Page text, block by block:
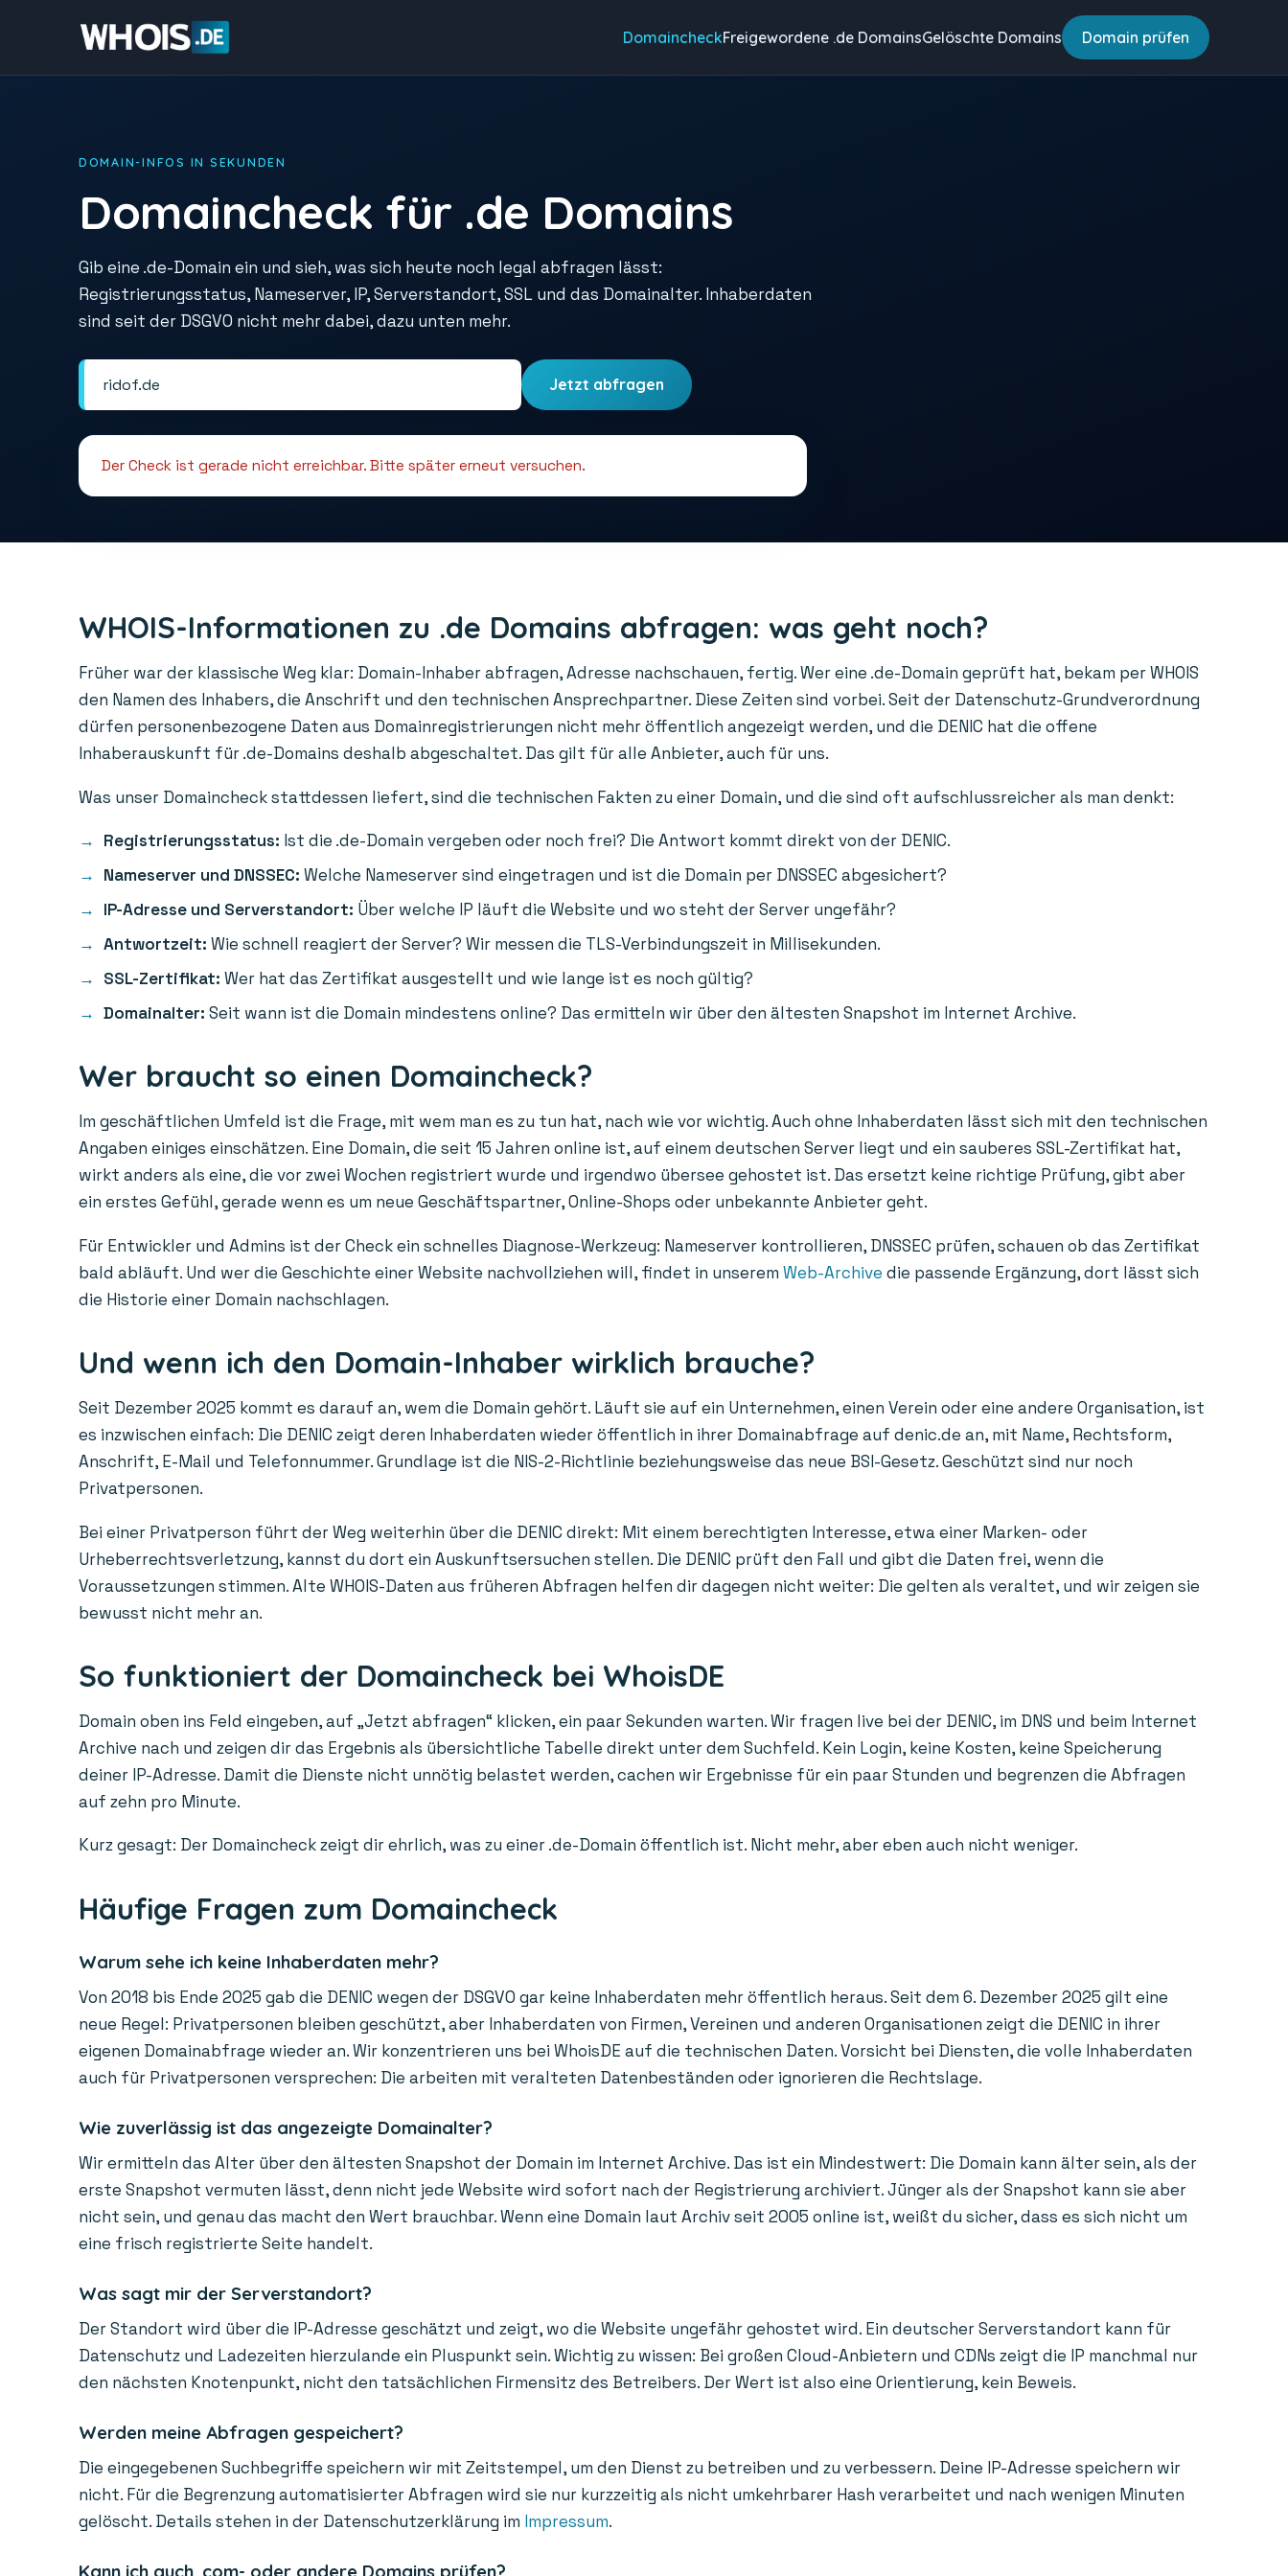
DomaincheckFreigewordene .de DomainsGelöschte Domains Domain prüfen
DOMAIN-INFOS IN SEKUNDEN
Domaincheck für .de Domains
Gib eine .de-Domain ein und sieh, was sich heute noch legal abfragen lässt:
Registrierungsstatus, Nameserver, IP, Serverstandort, SSL und das Domainalter. Inhaberdaten
sind seit der DSGVO nicht mehr dabei, dazu unten mehr.
Jetzt abfragen
Der Check ist gerade nicht erreichbar. Bitte später erneut versuchen.
WHOIS-Informationen zu .de Domains abfragen: was geht noch?
Früher war der klassische Weg klar: Domain-Inhaber abfragen, Adresse nachschauen, fertig. Wer eine .de-Domain geprüft hat, bekam per WHOIS
den Namen des Inhabers, die Anschrift und den technischen Ansprechpartner. Diese Zeiten sind vorbei. Seit der Datenschutz-Grundverordnung
dürfen personenbezogene Daten aus Domainregistrierungen nicht mehr öffentlich angezeigt werden, und die DENIC hat die offene
Inhaberauskunft für .de-Domains deshalb abgeschaltet. Das gilt für alle Anbieter, auch für uns.
Was unser Domaincheck stattdessen liefert, sind die technischen Fakten zu einer Domain, und die sind oft aufschlussreicher als man denkt:
Registrierungsstatus: Ist die .de-Domain vergeben oder noch frei? Die Antwort kommt direkt von der DENIC.
Nameserver und DNSSEC: Welche Nameserver sind eingetragen und ist die Domain per DNSSEC abgesichert?
IP-Adresse und Serverstandort: Über welche IP läuft die Website und wo steht der Server ungefähr?
Antwortzeit: Wie schnell reagiert der Server? Wir messen die TLS-Verbindungszeit in Millisekunden.
SSL-Zertifikat: Wer hat das Zertifikat ausgestellt und wie lange ist es noch gültig?
Domainalter: Seit wann ist die Domain mindestens online? Das ermitteln wir über den ältesten Snapshot im Internet Archive.
Wer braucht so einen Domaincheck?
Im geschäftlichen Umfeld ist die Frage, mit wem man es zu tun hat, nach wie vor wichtig. Auch ohne Inhaberdaten lässt sich mit den technischen
Angaben einiges einschätzen. Eine Domain, die seit 15 Jahren online ist, auf einem deutschen Server liegt und ein sauberes SSL-Zertifikat hat,
wirkt anders als eine, die vor zwei Wochen registriert wurde und irgendwo übersee gehostet ist. Das ersetzt keine richtige Prüfung, gibt aber
ein erstes Gefühl, gerade wenn es um neue Geschäftspartner, Online-Shops oder unbekannte Anbieter geht.
Für Entwickler und Admins ist der Check ein schnelles Diagnose-Werkzeug: Nameserver kontrollieren, DNSSEC prüfen, schauen ob das Zertifikat
bald abläuft. Und wer die Geschichte einer Website nachvollziehen will, findet in unserem Web-Archive die passende Ergänzung, dort lässt sich
die Historie einer Domain nachschlagen.
Und wenn ich den Domain-Inhaber wirklich brauche?
Seit Dezember 2025 kommt es darauf an, wem die Domain gehört. Läuft sie auf ein Unternehmen, einen Verein oder eine andere Organisation, ist
es inzwischen einfach: Die DENIC zeigt deren Inhaberdaten wieder öffentlich in ihrer Domainabfrage auf denic.de an, mit Name, Rechtsform,
Anschrift, E-Mail und Telefonnummer. Grundlage ist die NIS-2-Richtlinie beziehungsweise das neue BSI-Gesetz. Geschützt sind nur noch
Privatpersonen.
Bei einer Privatperson führt der Weg weiterhin über die DENIC direkt: Mit einem berechtigten Interesse, etwa einer Marken- oder
Urheberrechtsverletzung, kannst du dort ein Auskunftsersuchen stellen. Die DENIC prüft den Fall und gibt die Daten frei, wenn die
Voraussetzungen stimmen. Alte WHOIS-Daten aus früheren Abfragen helfen dir dagegen nicht weiter: Die gelten als veraltet, und wir zeigen sie
bewusst nicht mehr an.
So funktioniert der Domaincheck bei WhoisDE
Domain oben ins Feld eingeben, auf „Jetzt abfragen“ klicken, ein paar Sekunden warten. Wir fragen live bei der DENIC, im DNS und beim Internet
Archive nach und zeigen dir das Ergebnis als übersichtliche Tabelle direkt unter dem Suchfeld. Kein Login, keine Kosten, keine Speicherung
deiner IP-Adresse. Damit die Dienste nicht unnötig belastet werden, cachen wir Ergebnisse für ein paar Stunden und begrenzen die Abfragen
auf zehn pro Minute.
Kurz gesagt: Der Domaincheck zeigt dir ehrlich, was zu einer .de-Domain öffentlich ist. Nicht mehr, aber eben auch nicht weniger.
Häufige Fragen zum Domaincheck
Warum sehe ich keine Inhaberdaten mehr?
Von 2018 bis Ende 2025 gab die DENIC wegen der DSGVO gar keine Inhaberdaten mehr öffentlich heraus. Seit dem 6. Dezember 2025 gilt eine
neue Regel: Privatpersonen bleiben geschützt, aber Inhaberdaten von Firmen, Vereinen und anderen Organisationen zeigt die DENIC in ihrer
eigenen Domainabfrage wieder an. Wir konzentrieren uns bei WhoisDE auf die technischen Daten. Vorsicht bei Diensten, die volle Inhaberdaten
auch für Privatpersonen versprechen: Die arbeiten mit veralteten Datenbeständen oder ignorieren die Rechtslage.
Wie zuverlässig ist das angezeigte Domainalter?
Wir ermitteln das Alter über den ältesten Snapshot der Domain im Internet Archive. Das ist ein Mindestwert: Die Domain kann älter sein, als der
erste Snapshot vermuten lässt, denn nicht jede Website wird sofort nach der Registrierung archiviert. Jünger als der Snapshot kann sie aber
nicht sein, und genau das macht den Wert brauchbar. Wenn eine Domain laut Archiv seit 2005 online ist, weißt du sicher, dass es sich nicht um
eine frisch registrierte Seite handelt.
Was sagt mir der Serverstandort?
Der Standort wird über die IP-Adresse geschätzt und zeigt, wo die Website ungefähr gehostet wird. Ein deutscher Serverstandort kann für
Datenschutz und Ladezeiten hierzulande ein Pluspunkt sein. Wichtig zu wissen: Bei großen Cloud-Anbietern und CDNs zeigt die IP manchmal nur
den nächsten Knotenpunkt, nicht den tatsächlichen Firmensitz des Betreibers. Der Wert ist also eine Orientierung, kein Beweis.
Werden meine Abfragen gespeichert?
Die eingegebenen Suchbegriffe speichern wir mit Zeitstempel, um den Dienst zu betreiben und zu verbessern. Deine IP-Adresse speichern wir
nicht. Für die Begrenzung automatisierter Abfragen wird sie nur kurzzeitig als nicht umkehrbarer Hash verarbeitet und nach wenigen Minuten
gelöscht. Details stehen in der Datenschutzerklärung im Impressum.